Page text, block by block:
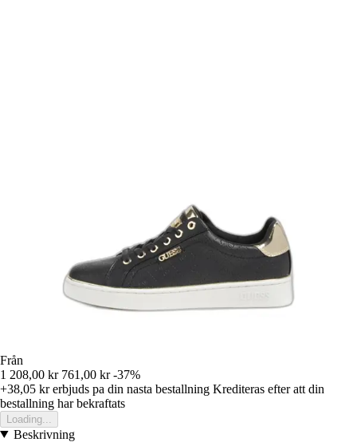
Från
1 208,00 kr 761,00 kr -37%
+38,05 krerbjuds pa din nasta bestallning Krediteras efter att din
bestallning har bekraftats
Loading...
Beskrivning